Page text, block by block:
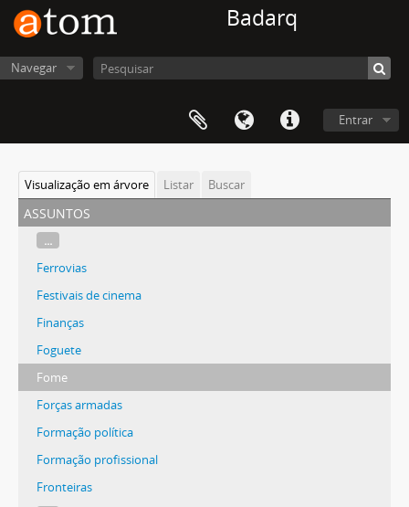
Badarq
Navegar
Entrar
Visualização em árvore Listar Buscar
assuntos
...
Ferrovias
Festivais de cinema
Finanças
Foguete
Fome
Forças armadas
Formação política
Formação profissional
Fronteiras